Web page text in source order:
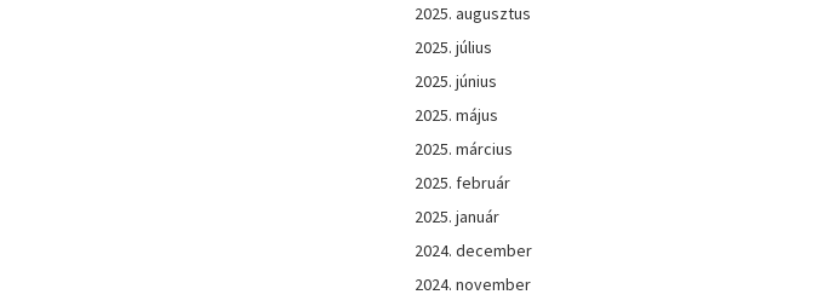
2025. augusztus
2025. július
2025. június
2025. május
2025. március
2025. február
2025. január
2024. december
2024. november